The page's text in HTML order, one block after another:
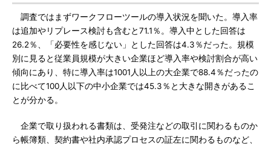
調査ではまずワークフローツールの導入状況を聞いた。導入率
は追加やリプレース検討も含むと71.1％。導入中とした回答は
26.2％、「必要性を感じない」とした回答は4.3％だった。規模
別に見ると従業員規模が大きい企業ほど導入率や検討割合が高い
傾向にあり、特に導入率は1001人以上の大企業で88.4％だったの
に比べて100人以下の中小企業では45.3％と大きな開きがあるこ
とが分かる。
企業で取り扱われる書類は、受発注などの取引に関わるものか
ら帳簿類、契約書や社内承認プロセスの証左に関わるものなど、